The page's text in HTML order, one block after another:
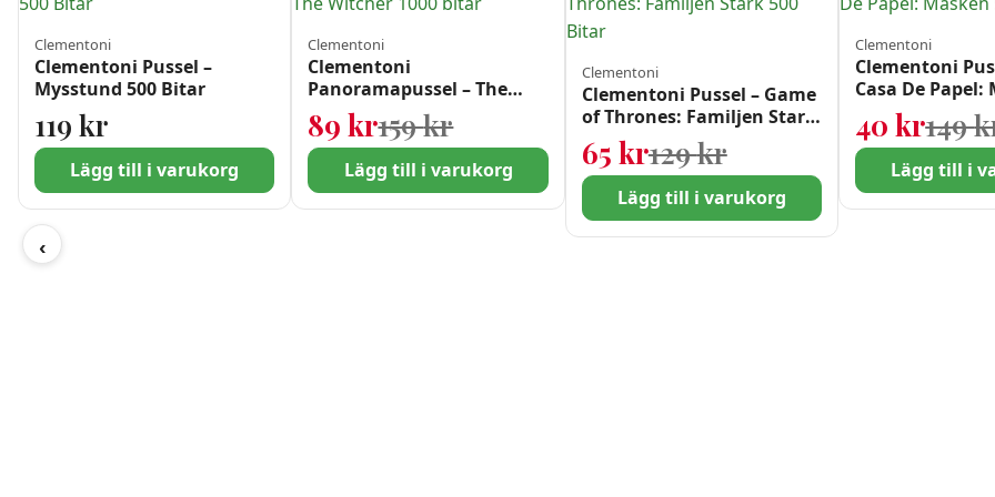
‹
Clementoni
Clementoni Pussel –
Mysstund 500 Bitar
119 kr
Lägg till i varukorg
Clementoni
Clementoni
Panoramapussel – The
Witcher 1000 bitar
159krDet ursprungliga priset var: 159 kr.
89kr Det nuvarande priset är: 89 kr.
Lägg till i varukorg
Clementoni
Clementoni Pussel – Game
of Thrones: Familjen Stark
500 Bitar129krDet ursprungliga
65 kr Det nuvarande priset
Lägg till i varukorg
Clementoni
Clementoni
Casa De Papel:
Bitar
149
40kr
Lägg till i